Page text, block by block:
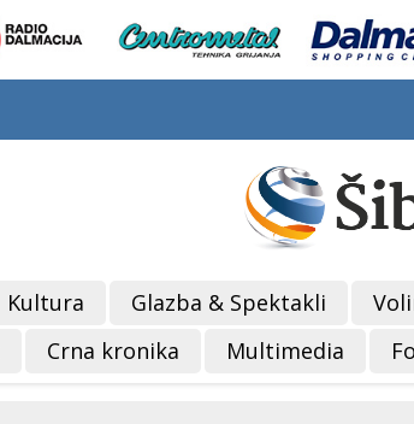
Kultura Glazba & Spektakli
Crna kronika Multimedia